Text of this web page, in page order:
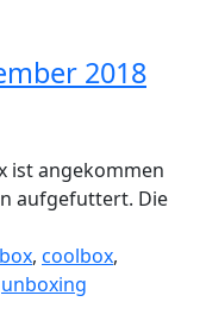
2018
ist angekommen
aufgefuttert. Die
, coolbox,
unboxing